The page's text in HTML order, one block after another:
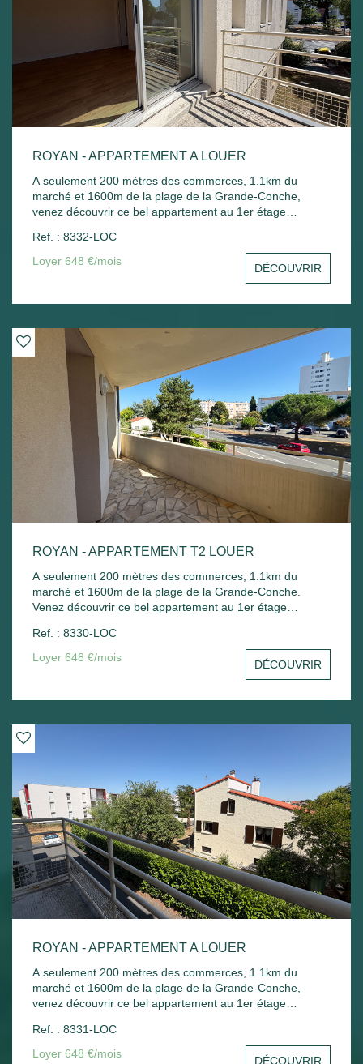
ROYAN - APPARTEMENT A LOUER
A seulement 200 mètres des commerces, 1.1km du
marché et 1600m de la plage de la Grande-Conche,
venez découvrir ce bel appartement au 1er étage
une cuisine, une chambre avec placard, une salle de
bain, un wc et un stationnement commun. Chauffage
électrique et ballon d'eau chaude électrique.
Ref. : 8332-LOC
Loyer 648 €/mois
DÉCOUVRIR
ROYAN - APPARTEMENT T2 LOUER
A seulement 200 mètres des commerces, 1.1km du
marché et 1600m de la plage de la Grande-Conche.
Venez découvrir ce bel appartement au 1er étage
cuisine, une chambre avec placard, une salle de bain
avec sèche serviette, un wc et un stationnement commun.
Chauffage électrique et ballon d'eau chaude électrique.
Ref. : 8330-LOC
Loyer 648 €/mois
DÉCOUVRIR
ROYAN - APPARTEMENT A LOUER
A seulement 200 mètres des commerces, 1.1km du
marché et 1600m de la plage de la Grande-Conche,
venez découvrir ce bel appartement au 1er étage
chambre, un balcon donnant sur le séjour et la chambre,
une salle de bain, un wc et un stationnement commun.
Ref. : 8331-LOC
Loyer 648 €/mois
DÉCOUVRIR